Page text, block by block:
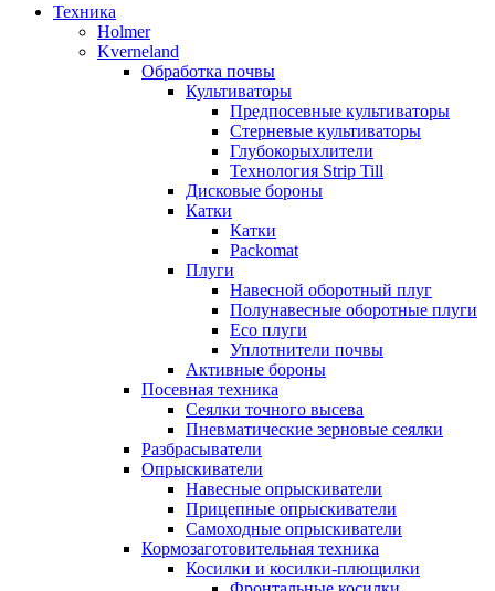
Техника
Holmer
Kverneland
Обработка почвы
Культиваторы
Предпосевные культиваторы
Стерневые культиваторы
Глубокорыхлители
Технология Strip Till
Дисковые бороны
Катки
Катки
Packomat
Плуги
Навесной оборотный плуг
Полунавесные оборотные плуги
Eco плуги
Уплотнители почвы
Активные бороны
Посевная техника
Сеялки точного высева
Пневматические зерновые сеялки
Разбрасыватели
Опрыскиватели
Навесные опрыскиватели
Прицепные опрыскиватели
Самоходные опрыскиватели
Кормозаготовительная техника
Косилки и косилки-плющилки